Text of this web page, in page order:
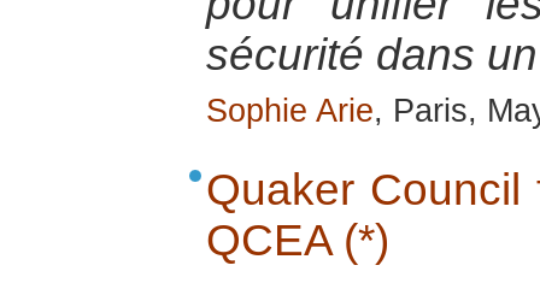
sécurité dans
Sophie Arie, Paris,
Quaker Council
QCEA (*)